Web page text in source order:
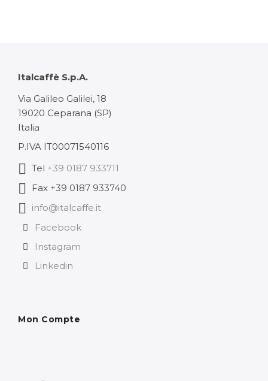
71,59 €
Italcaffè S.p.A.
Via Galileo Galilei, 18
19020 Ceparana (SP)
Italia
P.IVA IT00071540116
Tel +39 0187 933711
Fax +39 0187 933740
info@italcaffe.it
Facebook
Instagram
Linkedin
Mon Compte